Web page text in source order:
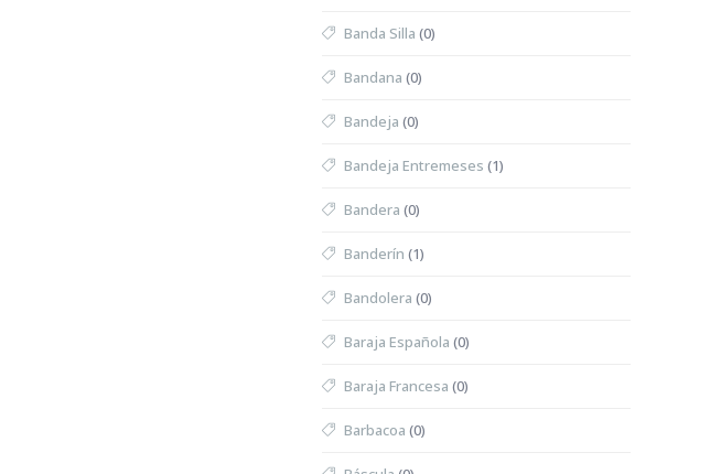
Banda Silla (0)
Bandana (0)
Bandeja (0)
Bandeja Entremeses (1)
Bandera (0)
Banderín (1)
Bandolera (0)
Baraja Española (0)
Baraja Francesa (0)
Barbacoa (0)